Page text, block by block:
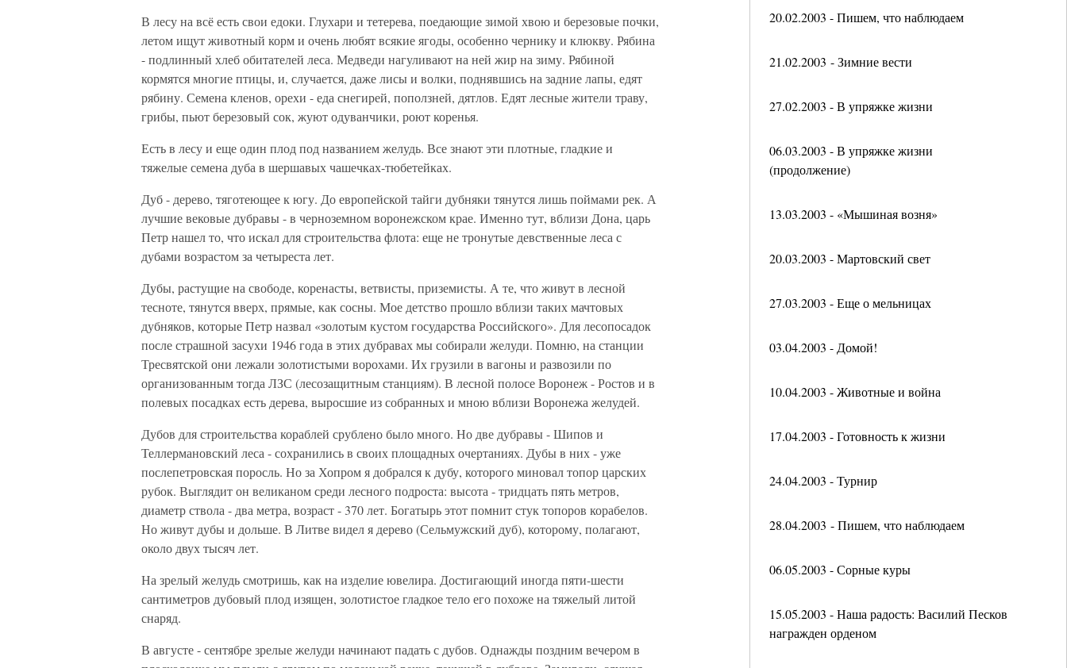
20.02.2003 - Пишем, что наблюдаем
21.02.2003 - Зимние вести
27.02.2003 - В упряжке жизни
06.03.2003 - В упряжке жизни
(продолжение)
13.03.2003 - «Мышиная возня»
20.03.2003 - Мартовский свет
27.03.2003 - Еще о мельницах
03.04.2003 - Домой!
10.04.2003 - Животные и война
17.04.2003 - Готовность к жизни
24.04.2003 - Турнир
28.04.2003 - Пишем, что наблюдаем
06.05.2003 - Сорные куры
15.05.2003 - Наша радость: Василий Песков
награжден орденом
В лесу на всё есть свои едоки. Глухари и тетерева, поедающие зимой хвою и березовые почки,
летом ищут животный корм и очень любят всякие ягоды, особенно чернику и клюкву. Рябина
- подлинный хлеб обитателей леса. Медведи нагуливают на ней жир на зиму. Рябиной
кормятся многие птицы, и, случается, даже лисы и волки, поднявшись на задние лапы, едят
рябину. Семена кленов, орехи - еда снегирей, поползней, дятлов. Едят лесные жители траву,
грибы, пьют березовый сок, жуют одуванчики, роют коренья.
Есть в лесу и еще один плод под названием желудь. Все знают эти плотные, гладкие и
тяжелые семена дуба в шершавых чашечках-тюбетейках.
Дуб - дерево, тяготеющее к югу. До европейской тайги дубняки тянутся лишь поймами рек. А
лучшие вековые дубравы - в черноземном воронежском крае. Именно тут, вблизи Дона, царь
Петр нашел то, что искал для строительства флота: еще не тронутые девственные леса с
дубами возрастом за четыреста лет.
Дубы, растущие на свободе, коренасты, ветвисты, приземисты. А те, что живут в лесной
тесноте, тянутся вверх, прямые, как сосны. Мое детство прошло вблизи таких мачтовых
дубняков, которые Петр назвал «золотым кустом государства Российского». Для лесопосадок
после страшной засухи 1946 года в этих дубравах мы собирали желуди. Помню, на станции
Тресвятской они лежали золотистыми ворохами. Их грузили в вагоны и развозили по
организованным тогда ЛЗС (лесозащитным станциям). В лесной полосе Воронеж - Ростов и в
полевых посадках есть дерева, выросшие из собранных и мною вблизи Воронежа желудей.
Дубов для строительства кораблей срублено было много. Но две дубравы - Шипов и
Теллермановский леса - сохранились в своих площадных очертаниях. Дубы в них - уже
послепетровская поросль. Но за Хопром я добрался к дубу, которого миновал топор царских
рубок. Выглядит он великаном среди лесного подроста: высота - тридцать пять метров,
диаметр ствола - два метра, возраст - 370 лет. Богатырь этот помнит стук топоров корабелов.
Но живут дубы и дольше. В Литве видел я дерево (Сельмужский дуб), которому, полагают,
около двух тысяч лет.
На зрелый желудь смотришь, как на изделие ювелира. Достигающий иногда пяти-шести
сантиметров дубовый плод изящен, золотистое гладкое тело его похоже на тяжелый литой
снаряд.
В августе - сентябре зрелые желуди начинают падать с дубов. Однажды поздним вечером в